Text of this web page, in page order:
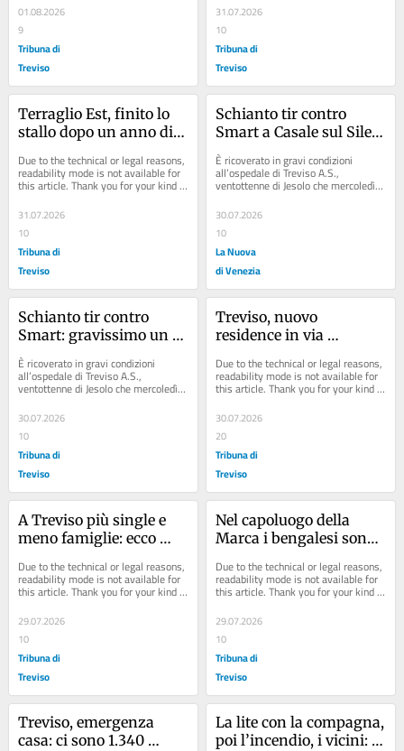
01.08.2026
9
Tribuna di
Treviso
31.07.2026
10
Tribuna di
Treviso
Terraglio Est, finito lo
stallo dopo un anno di
prepara il via
Due to the technical or legal reasons,
readability mode is not available for
this article. Thank you for your kind
31.07.2026
10
Tribuna di
Treviso
Schianto tir contro
Smart a Casale sul Sile:
jesolano
È ricoverato in gravi condizioni
all’ospedale di Treviso A.S.,
ventottenne di Jesolo che mercoledì
stato...
30.07.2026
10
La Nuova
di Venezia
Schianto tir contro
Smart: gravissimo un
È ricoverato in gravi condizioni
all’ospedale di Treviso A.S.,
ventottenne di Jesolo che mercoledì
stato...
30.07.2026
10
Tribuna di
Treviso
Treviso, nuovo
residence in via
appartamenti con
piscina e palestra
Due to the technical or legal reasons,
readability mode is not available for
this article. Thank you for your kind
30.07.2026
20
Tribuna di
Treviso
A Treviso più single e
meno famiglie: ecco
demografia in città
Due to the technical or legal reasons,
readability mode is not available for
this article. Thank you for your kind
29.07.2026
10
Tribuna di
Treviso
Nel capoluogo della
Marca i bengalesi sono
Due to the technical or legal reasons,
readability mode is not available for
this article. Thank you for your kind
29.07.2026
10
Tribuna di
Treviso
Treviso, emergenza
casa: ci sono 1.340
La lite con la compagna,
poi l’incendio, i vicini: